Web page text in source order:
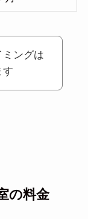
ミングは
す
の料金